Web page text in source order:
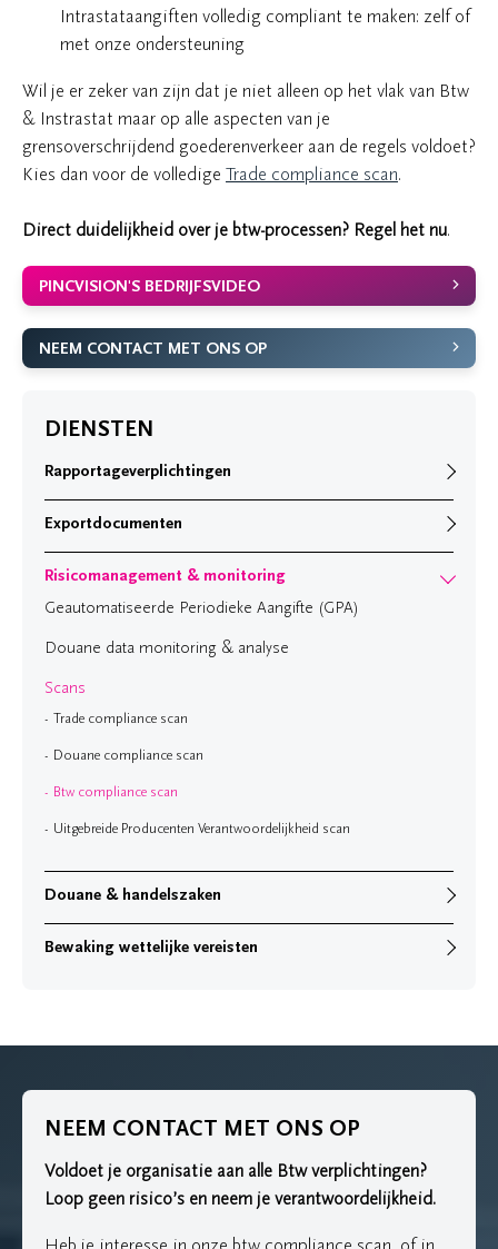
Intrastataangiften volledig compliant te maken: zelf of
met onze ondersteuning
Wil je er zeker van zijn dat je niet alleen op het vlak van Btw
& Instrastat maar op alle aspecten van je
grensoverschrijdend goederenverkeer aan de regels voldoet?
Kies dan voor de volledige Trade compliance scan.
Direct duidelijkheid over je btw-processen? Regel het nu.
DIENSTEN
Rapportageverplichtingen
Exportdocumenten
Risicomanagement & monitoring
Geautomatiseerde Periodieke Aangifte (GPA)
Douane data monitoring & analyse
Scans
Trade compliance scan
Douane compliance scan
Btw compliance scan
Uitgebreide Producenten Verantwoordelijkheid scan
Douane & handelszaken
Bewaking wettelijke vereisten
PINCVISION'S BEDRIJFSVIDEO
NEEM CONTACT MET ONS OP
NEEM CONTACT MET ONS OP
Voldoet je organisatie aan alle Btw verplichtingen?
Loop geen risico’s en neem je verantwoordelijkheid.